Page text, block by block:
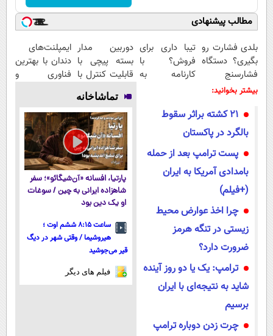
سیاست خارجی
مطالب پیشنهادی
بلدی فشارت رو
بگیری؟ دستگاه
فشارسنج
الکترونیکی
تیبا داری برای
فروش؟ با
کارنامه به
دوربین مدار
بسته پیچی با
قابلیت کنترل با
ایمپلنت‌های
دندان با بهترین
فناوری و
بیشتر بخوانید:
۲۱ کشته براثر سقوط
بالگرد در پاکستان
پست ترامپ بعد از حمله
بامدادی آمریکا به ایران
(+فیلم)
چرا اخذ عوارض محیط
زیستی در تنگه هرمز
ضرورت دارد؟
ترامپ: یک یا دو روز آینده
شاید به نتیجه‌ای با ایران
برسیم
چرت زدن دوباره ترامپ
تماشاخانه
پارتیا، افسانه «آن‌شیگائو»؛ سفر
شاهزاده ایرانی به چین / سوغات
او یک دین بود
ساعت ۸:۱۵ ششم اوت ؛
هیروشیما / وقتی شهر در دیگ
قیر می‌جوشید
فیلم های دیگر